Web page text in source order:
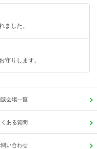
ました。
守りします。
談会場一覧
くある質問
問い合わせ